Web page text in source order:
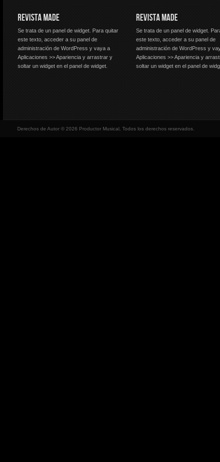
REVISTA MADE
Se trata de un panel de widget. Para quitar
este texto, acceder a su panel de
administración de WordPress y vaya a
Aplicaciones >> Apariencia y arrastrar y
soltar un widget en el panel de widget.
REVISTA MADE
Se trata de un panel de widget.
este texto, acceder a su panel de
administración de WordPress y
Aplicaciones >> Apariencia y
soltar un widget en el panel de
Derechos de Autor © 2026 Productor Musical, Todos los derechos reservados.